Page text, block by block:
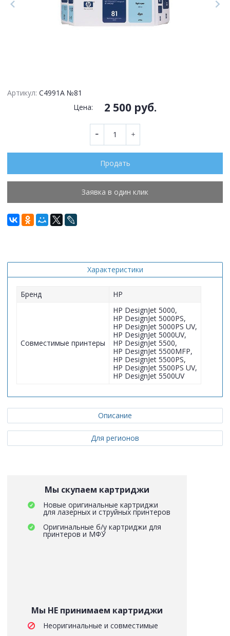
Артикул: C4991A №81
Цена:
2 500 руб.
Продать
Заявка в один клик
Характеристики
Бренд HP
Совместимые принтеры
HP DesignJet 5000,
HP DesignJet 5000PS,
HP DesignJet 5000PS UV,
HP DesignJet 5000UV,
HP DesignJet 5500,
HP DesignJet 5500MFP,
HP DesignJet 5500PS,
HP DesignJet 5500PS UV,
HP DesignJet 5500UV
Описание
Для регионов
Мы скупаем картриджи
Новые оригинальные картриджи
для лазерных и струйных принтеров
Оригинальные б/у картриджи для
принтеров и МФУ
Мы НЕ принимаем картриджи
Неоригинальные и совместимые